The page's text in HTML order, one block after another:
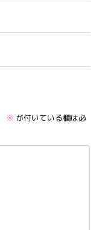
※ が付いている欄は必